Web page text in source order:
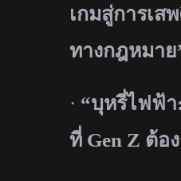
เกมสู่การเส
ทางกฎหมาย
· “บุหรี่ไฟฟ้า
ที่ Gen Z ต้อ